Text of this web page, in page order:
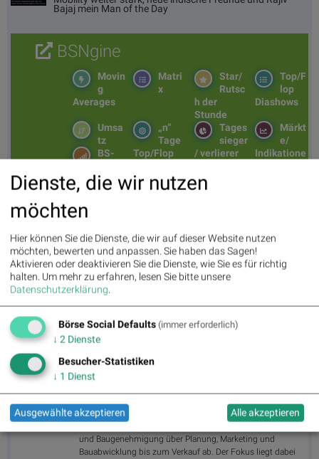
Bajaj mein Man of the Day
BSNgine
Top/F
lop
Diashows
Star/
Rutsc
h der
Stunde
Matri
x
Movin
g
Averages
Märkt
e/
Indikatione
Tages
sieger
/ verlierer
„n“
Tage
Top/Flop
Umsa
tz
BS-
ade
Aktien auf dem Radar:Bajaj Mobility AG,Rosenbauer,Andritz,
Semperit,EuroTeleSites AG,Flughafen Wien,Porr,SBO
Immobilien,Marinomed Biotech
Adisa,BTV AG,BKS Bank Stamm,Kapsch TrafficCom,Amag,
DO&CO,
Random Partner
Die UBM fokussiert sich auf Immobilienentwicklung und
und Baugenehmigung über Planung, Marketing und
Bauabwicklung bis zum Verkauf ab. Der Fokus liegt dabei
Dienste, die wir nutzen
möchten
Hier können Sie die Dienste, die wir auf dieser Website nutzen
möchten, bewerten und anpassen. Sie haben das Sagen!
Aktivieren oder deaktivieren Sie die Dienste, wie Sie es für richtig
halten. Um mehr zu erfahren, lesen Sie bitte unsere
Datenschutzerklärung.
Börse Social Defaults (immer erforderlich)
↓ 2 Dienste
Besucher-Statistiken
↓ 1 Dienst
Ausgewählte akzeptieren Alle akzeptieren